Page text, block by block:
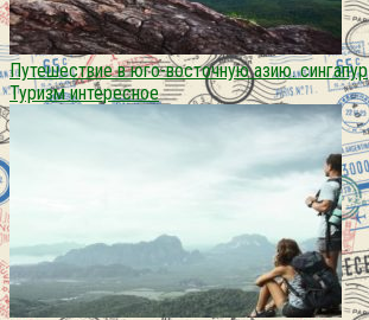
Путешествие в юго-восточную азию. сингапур
Туризм интересное